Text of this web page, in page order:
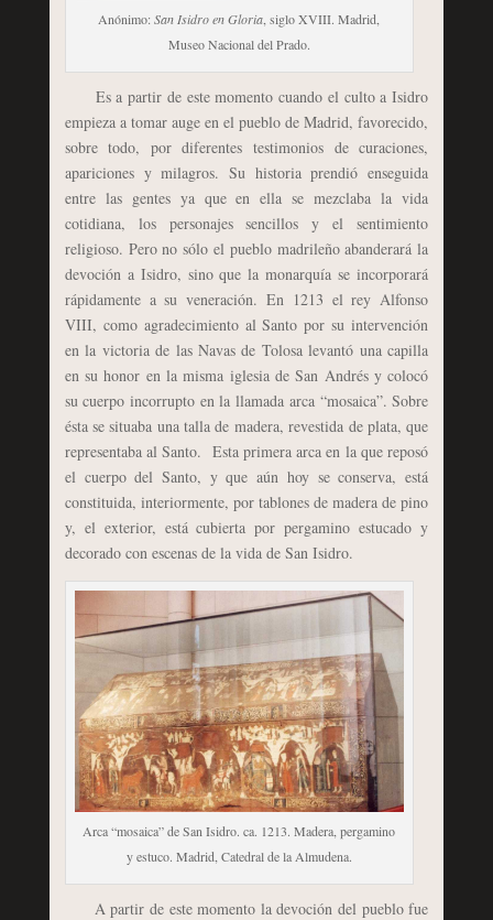
Anónimo:San Isidro en Gloria , siglo XVIII. Madrid,
Museo Nacional del Prado.
Es a partir de este momento cuando el culto a Isidro
empieza a tomar auge en el pueblo de Madrid, favorecido,
sobre todo, por diferentes testimonios de curaciones,
apariciones y milagros. Su historia prendió enseguida
entre las gentes ya que en ella se mezclaba la vida
cotidiana, los personajes sencillos y el sentimiento
religioso. Pero no sólo el pueblo madrileño abanderará la
devoción a Isidro, sino que la monarquía se incorporará
rápidamente a su veneración. En 1213 el rey Alfonso
VIII, como agradecimiento al Santo por su intervención
en la victoria de las Navas de Tolosa levantó una capilla
en su honor en la misma iglesia de San Andrés y colocó
su cuerpo incorrupto en la llamada arca “mosaica”. Sobre
ésta se situaba una talla de madera, revestida de plata, que
representaba al Santo. Esta primera arca en la que reposó
el cuerpo del Santo, y que aún hoy se conserva, está
constituida, interiormente, por tablones de madera de pino
y, el exterior, está cubierta por pergamino estucado y
decorado con escenas de la vida de San Isidro.
Arca “mosaica” de San Isidro. ca. 1213. Madera, pergamino
y estuco. Madrid, Catedral de la Almudena.
A partir de este momento la devoción del pueblo fue